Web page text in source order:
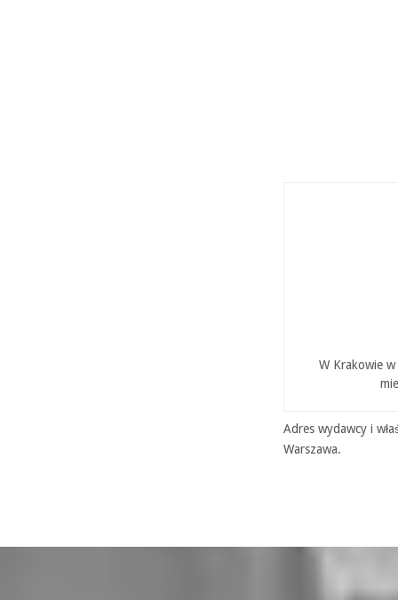
W Krakowie
Adres wydawcy i
Warszawa.